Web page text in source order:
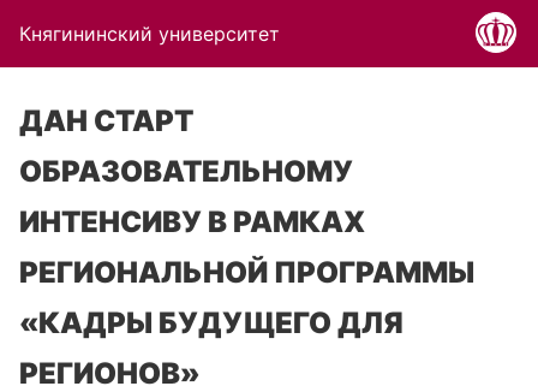
Княгининский университет
ДАН СТАРТ
ОБРАЗОВАТЕЛЬНОМУ
ИНТЕНСИВУ В РАМКАХ
РЕГИОНАЛЬНОЙ ПРОГРАММЫ
«КАДРЫ БУДУЩЕГО ДЛЯ
РЕГИОНОВ»